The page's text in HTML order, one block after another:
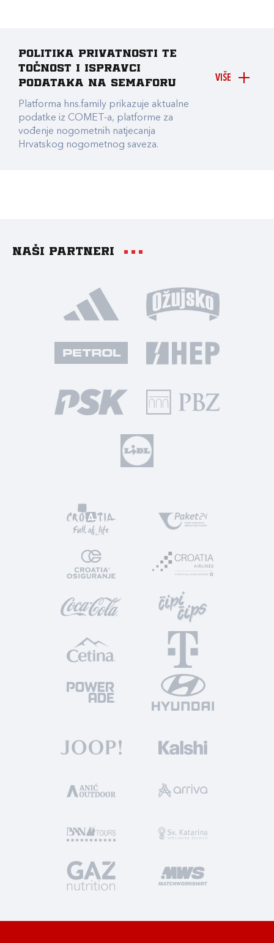
VIŠE
Politika privatnosti te
točnost i ispravci
podataka na Semaforu
Platforma hns.family prikazuje aktualne
podatke iz COMET-a, platforme za
vođenje nogometnih natjecanja
Hrvatskog nogometnog saveza.
Naši partneri